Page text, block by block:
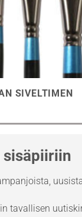
SIVELTIMEN
sisäpiiriin
tavallisen